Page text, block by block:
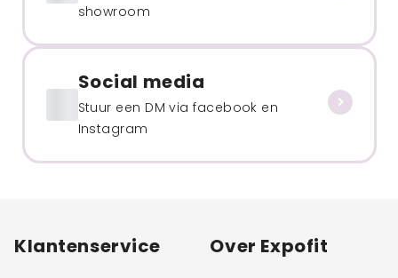
showroom
Social media
Stuur een DM via facebook en
Instagram
Klantenservice Over Expofit